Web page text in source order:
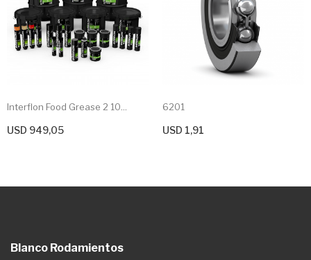
Interflon Food Grease 2 10...
USD 949,05
+ Agregar Al Carrito
6201
USD 1,91
+ Agregar Al Carrito
Blanco Rodamientos